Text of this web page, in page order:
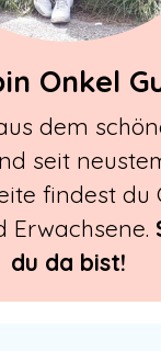
Onkel
dem
seit
findest du
Erwachsene.
du da bist!